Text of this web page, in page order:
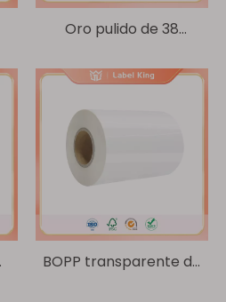
Oro pulido de 38
um/vidrio de 60 g
BOPP transparente de